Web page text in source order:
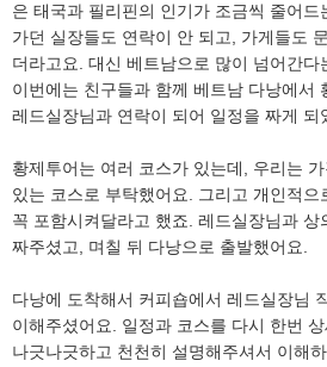
은 태국과 필리핀의 인기가 조금씩 줄어
가던 실장들도 연락이 안 되고, 가게들도
더라고요. 대신 베트남으로 많이 넘어간다
이번에는 친구들과 함께 베트남 다낭에서
레드실장님과 연락이 되어 일정을 짜게 되
황제투어는 여러 코스가 있는데, 우리는
있는 코스로 부탁했어요. 그리고 개인적
꼭 포함시켜달라고 했죠. 레드실장님과 상
짜주셨고, 며칠 뒤 다낭으로 출발했어요.
다낭에 도착해서 커피숍에서 레드실장님
이해주셨어요. 일정과 코스를 다시 한번
나긋나긋하고 천천히 설명해주셔서 이해